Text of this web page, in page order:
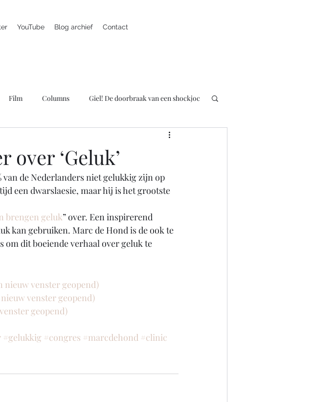
YouTube Blog archief Contact
Film Columns Giel! De doorbraak van een shockjoc
Presentator
Wie bang is krijgt ook klappen
over ‘Geluk’
de Nederlanders niet gelukkig zijn op
een dwarslaesie, maar hij is het grootste
brengen geluk” over. Een inspirerend
kan gebruiken. Marc de Hond is de ook te
om dit boeiende verhaal over geluk te
nieuw venster geopend)
venster geopend)
geopend)
#gelukkig #congres #marcdehond #clinic